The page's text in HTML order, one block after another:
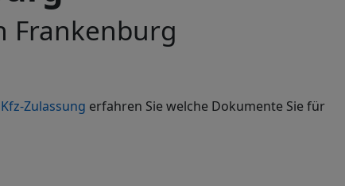
Frankenburg
Zulassung erfahren Sie welche Dokumente Sie für